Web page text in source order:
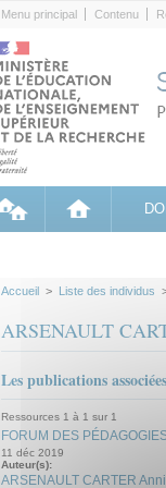
Menu principal Contenu
Accueil > Liste des individus
ARSENAULT
Les publications associées
Ressources 1 à 1 sur 1
FORUM DES
11 déc 2019
Auteur(s):
ARSENAULT CARTER